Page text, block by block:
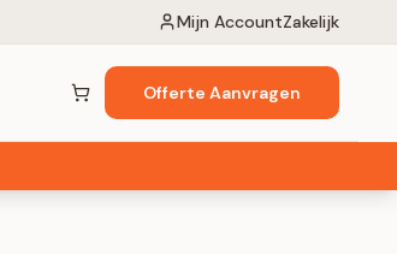
Mijn AccountZakelijk
Winkelwagen (0items)
Offerte Aanvragen